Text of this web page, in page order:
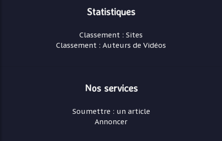
Statistiques
Classement : Sites
Classement : Auteurs de Vidéos
Nos services
Soumettre : un article
Annoncer